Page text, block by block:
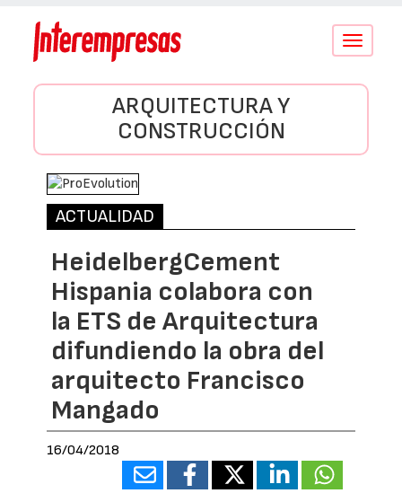
Conmutar
ARQUITECTURA Y
CONSTRUCCIÓN
ACTUALIDAD
HeidelbergCement
Hispania colabora con
la ETS de Arquitectura
difundiendo la obra del
arquitecto Francisco
Mangado
16/04/2018